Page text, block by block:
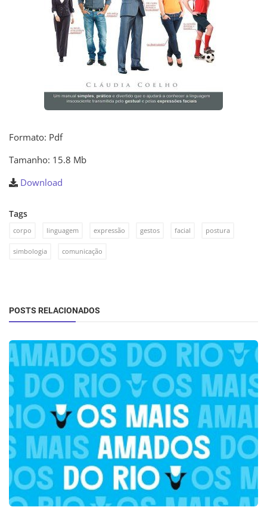
Formato: Pdf
Tamanho: 15.8 Mb
Download
Tags
corpo linguagem expressão gestos facial postura
simbologia comunicação
POSTS RELACIONADOS